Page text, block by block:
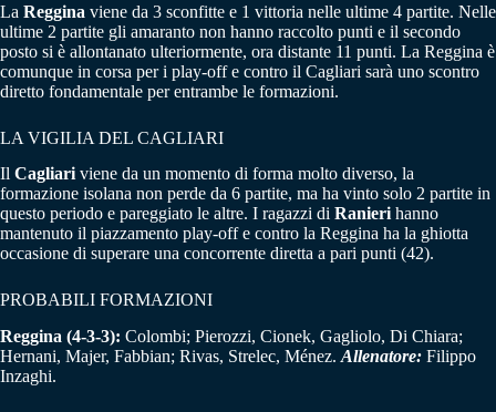
La Reggina viene da 3 sconfitte e 1 vittoria nelle ultime 4 partite. Nelle
ultime 2 partite gli amaranto non hanno raccolto punti e il secondo
posto si è allontanato ulteriormente, ora distante 11 punti. La Reggina è
comunque in corsa per i play-off e contro il Cagliari sarà uno scontro
diretto fondamentale per entrambe le formazioni.
LA VIGILIA DEL CAGLIARI
Il Cagliari viene da un momento di forma molto diverso, la
formazione isolana non perde da 6 partite, ma ha vinto solo 2 partite in
questo periodo e pareggiato le altre. I ragazzi di Ranieri hanno
mantenuto il piazzamento play-off e contro la Reggina ha la ghiotta
occasione di superare una concorrente diretta a pari punti (42).
PROBABILI FORMAZIONI
Reggina (4-3-3): Colombi; Pierozzi, Cionek, Gagliolo, Di Chiara;
Hernani, Majer, Fabbian; Rivas, Strelec, Ménez. Allenatore: Filippo
Inzaghi.